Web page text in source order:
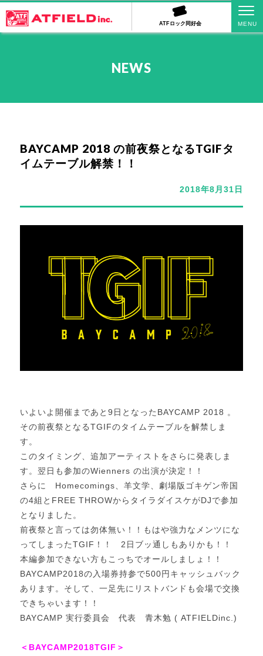
ATFロック同好会
NEWS
BAYCAMP 2018 の前夜祭となるTGIFタ
イムテーブル解禁！！
2018年8月31日
いよいよ開催まであと9日となったBAYCAMP 2018 。
その前夜祭となるTGIFのタイムテーブルを解禁しま
す。
このタイミング、追加アーティストをさらに発表しま
す。翌日も参加のWienners の出演が決定！！
さらに Homecomings、羊文学、劇場版ゴキゲン帝国
の4組とFREE THROWからタイラダイスケがDJで参加
となりました。
前夜祭と言っては勿体無い！！もはや強力なメンツにな
ってしまったTGIF！！ 2日ブッ通しもありかも！！
本編参加できない方もこっちでオールしましょ！！
BAYCAMP2018の入場券持参で500円キャッシュバック
あります。そして、一足先にリストバンドも会場で交換
できちゃいます！！
BAYCAMP 実行委員会 代表 青木勉 ( ATFIELDinc.)
＜BAYCAMP2018TGIF＞